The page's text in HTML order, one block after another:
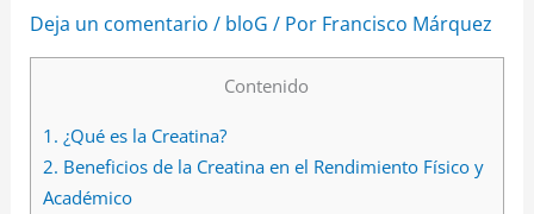
Deja un comentario / bloG / Por Francisco Márquez
Contenido
1. ¿Qué es la Creatina?
2. Beneficios de la Creatina en el Rendimiento Físico y
Académico